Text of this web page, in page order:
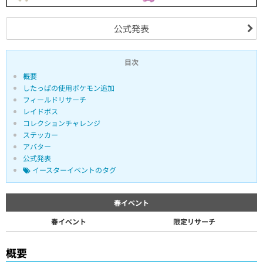
公式発表
目次
概要
したっぱの使用ポケモン追加
フィールドリサーチ
レイドボス
コレクションチャレンジ
ステッカー
アバター
公式発表
イースターイベントのタグ
春イベント
春イベント
限定リサーチ
概要